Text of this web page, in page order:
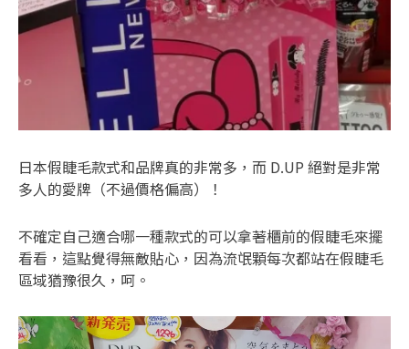
日本假睫毛款式和品牌真的非常多，而 D.UP 絕對是非常
多人的愛牌（不過價格偏高）！
不確定自己適合哪一種款式的可以拿著櫃前的假睫毛來擺
看看，這點覺得無敵貼心，因為流氓顆每次都站在假睫毛
區域猶豫很久，呵。